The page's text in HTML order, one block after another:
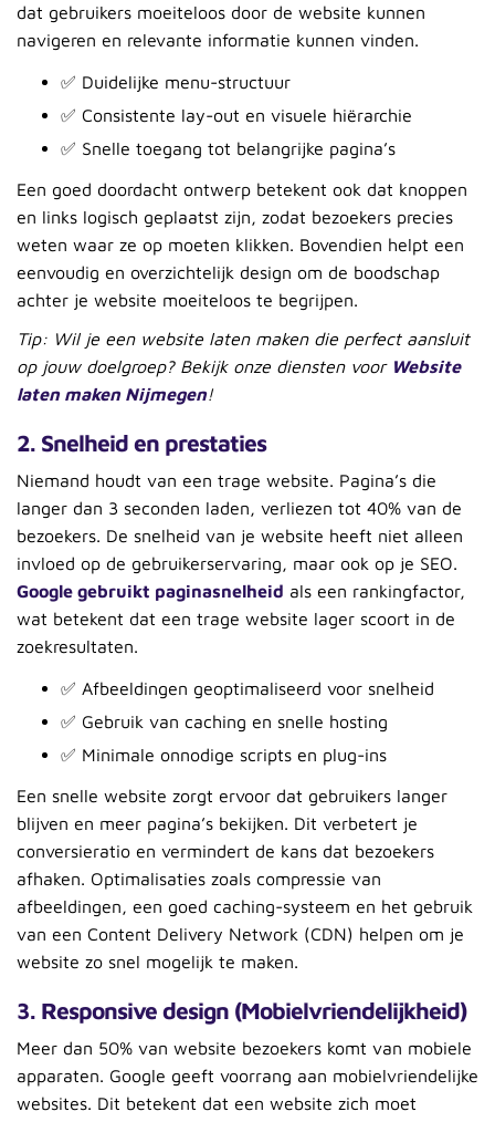
dat gebruikers moeiteloos door de website kunnen
navigeren en relevante informatie kunnen vinden.
✅ Duidelijke menu-structuur
✅ Consistente lay-out en visuele hiërarchie
✅ Snelle toegang tot belangrijke pagina’s
Een goed doordacht ontwerp betekent ook dat knoppen
en links logisch geplaatst zijn, zodat bezoekers precies
weten waar ze op moeten klikken. Bovendien helpt een
eenvoudig en overzichtelijk design om de boodschap
achter je website moeiteloos te begrijpen.
Tip: Wil je een website laten maken die perfect aansluit
op jouw doelgroep? Bekijk onze diensten voor Website
laten maken Nijmegen!
2. Snelheid en prestaties
Niemand houdt van een trage website. Pagina’s die
langer dan 3 seconden laden, verliezen tot 40% van de
bezoekers. De snelheid van je website heeft niet alleen
invloed op de gebruikerservaring, maar ook op je SEO.
Google gebruikt paginasnelheid als een rankingfactor,
wat betekent dat een trage website lager scoort in de
zoekresultaten.
✅ Afbeeldingen geoptimaliseerd voor snelheid
✅ Gebruik van caching en snelle hosting
✅ Minimale onnodige scripts en plug-ins
Een snelle website zorgt ervoor dat gebruikers langer
blijven en meer pagina’s bekijken. Dit verbetert je
conversieratio en vermindert de kans dat bezoekers
afhaken. Optimalisaties zoals compressie van
afbeeldingen, een goed caching-systeem en het gebruik
van een Content Delivery Network (CDN) helpen om je
website zo snel mogelijk te maken.
3. Responsive design (Mobielvriendelijkheid)
Meer dan 50% van website bezoekers komt van mobiele
apparaten. Google geeft voorrang aan mobielvriendelijke
websites. Dit betekent dat een website zich moet